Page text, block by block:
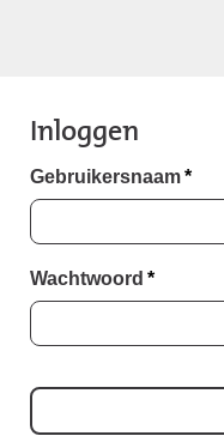
Inloggen
Gebruikersnaam*
Wachtwoord *